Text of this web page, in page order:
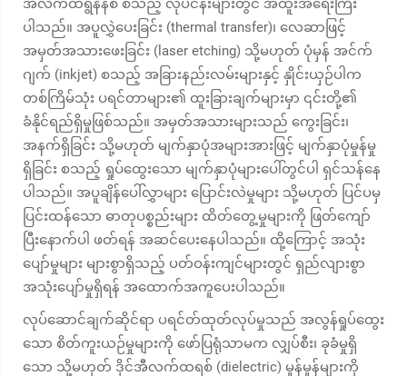
အီလက်ထရွန်နစ် စသည့် လုပ်ငန်းများတွင် အထူးအရေးကြီး
ပါသည်။ အပူလွှဲပေးခြင်း (thermal transfer)၊ လေဆာဖြင့်
အမှတ်အသားဖေးခြင်း (laser etching) သို့မဟုတ် ပုံမှန် အင်က်
ဂျက် (inkjet) စသည့် အခြားနည်းလမ်းများနှင့် နှိုင်းယှဉ်ပါက
တစ်ကြိမ်သုံး ပရင်တာများ၏ ထူးခြားချက်များမှာ ၎င်းတို့၏
ခံနိုင်ရည်ရှိမှုဖြစ်သည်။ အမှတ်အသားများသည် ကွေးခြင်း၊
အနက်ရှိခြင်း သို့မဟုတ် မျက်နှာပုံအများအားဖြင့် မျက်နှာပုံမှုန်မှု
ရှိခြင်း စသည့် ရှုပ်ထွေးသော မျက်နှာပုံများပေါ်တွင်ပါ ရှင်သန်နေ
ပါသည်။ အပူချိန်ပေါ်လွှာများ ပြောင်းလဲမှုများ သို့မဟုတ် ပြင်ပမှ
ပြင်းထန်သော ဓာတုပစ္စည်းများ ထိတ်တွေ့မှုများကို ဖြတ်ကျော်
ပြီးနောက်ပါ ဖတ်ရန် အဆင်ပေးနေပါသည်။ ထို့ကြောင့် အသုံး
ပျော်မှုများ များစွာရှိသည့် ပတ်ဝန်းကျင်များတွင် ရှည်လျားစွာ
အသုံးပျော်မှုရှိရန် အထောက်အကူပေးပါသည်။
လုပ်ဆောင်ချက်ဆိုင်ရာ ပရင်တ်ထုတ်လုပ်မှုသည် အလွန်ရှုပ်ထွေး
သော စိတ်ကူးယဉ်မှုများကို ဖော်ပြရုံသာမက လျှပ်စီး၊ ခုခံမှုရှိ
သော သို့မဟုတ် ဒိုင်အီလက်ထရစ် (dielectric) မှုန်မှုန်များကို